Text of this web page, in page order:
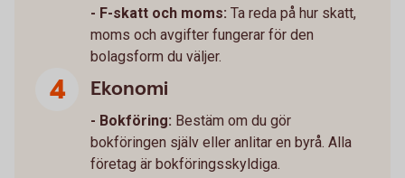
- F-skatt och moms: Ta reda på hur skatt,
moms och avgifter fungerar för den
bolagsform du väljer.
Ekonomi
- Bokföring: Bestäm om du gör
bokföringen själv eller anlitar en byrå. Alla
företag är bokföringsskyldiga.